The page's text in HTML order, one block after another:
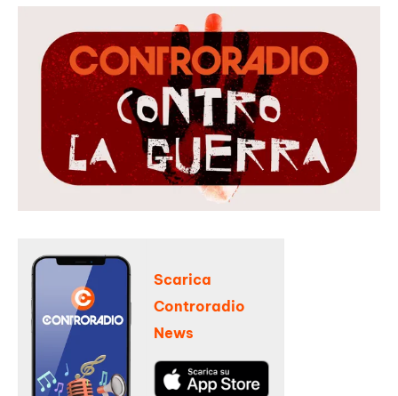
Scarica
Controradio
News